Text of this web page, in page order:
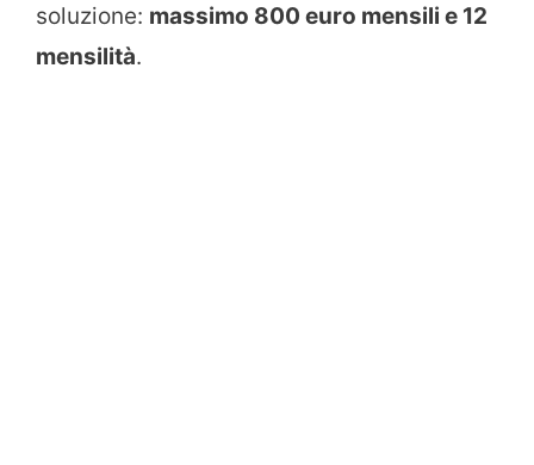
soluzione: massimo 800 euro mensili e 12
mensilità.